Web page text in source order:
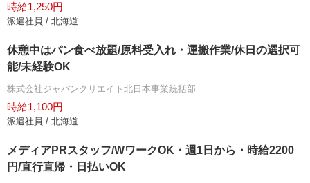
時給1,250円
派遣社員 / 北海道
休憩中はパン食べ放題/原料受入れ・運搬作業/休日の選択可
能/未経験OK
株式会社ジャパンクリエイト北日本事業統括部
時給1,100円
派遣社員 / 北海道
メディアPRスタッフ/WワークOK・週1日から・時給2200
円/直行直帰・日払いOK